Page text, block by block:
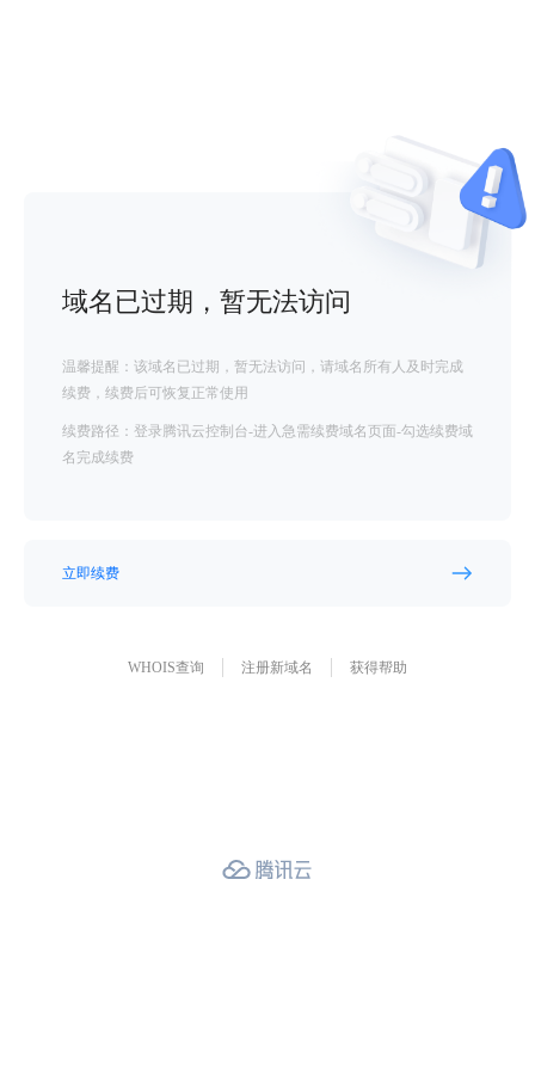
域名已过期，暂无法访问
温馨提醒：该域名已过期，暂无法访问，请域名所有人及时完成
续费，续费后可恢复正常使用
续费路径：登录腾讯云控制台-进入急需续费域名页面-勾选续费域
名完成续费
立即续费
WHOIS查询 注册新域名 获得帮助